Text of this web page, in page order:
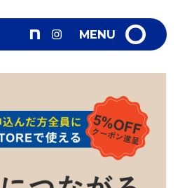
MENU
VISION
パストMAP
宅配パスト
What's New